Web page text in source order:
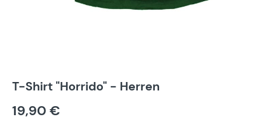
T-Shirt "Horrido" - Herren
19,90 €